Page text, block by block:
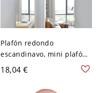
Plafón redondo
escandinavo, mini plafón
de 4 pulgadas con detalle
de madera para pasillo -
110 A 120 V Rosa
18,04 €